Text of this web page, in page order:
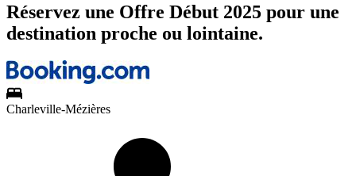
Réservez une Offre Début 2025 pour une
destination proche ou lointaine.
Charleville-Mézières